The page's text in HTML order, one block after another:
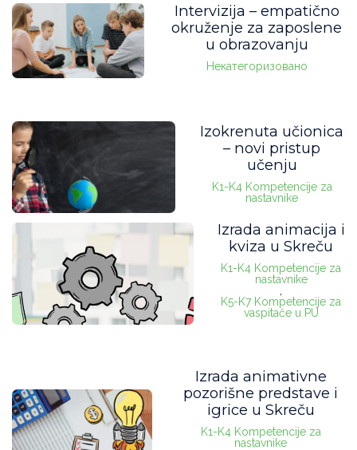
Intervizija – empatično
okruženje za zaposlene
u obrazovanju
Некатегоризовано
Izokrenuta učionica
– novi pristup
učenju
K1-K4 Kompetencije za
nastavnike
Izrada animacija i
kviza u Skreču
K1-K4 Kompetencije za
nastavnike
K5-K7 Kompetencije za
vaspitače u PU
Izrada animativne
pozorišne predstave i
igrice u Skreču
K1-K4 Kompetencije za
nastavnike